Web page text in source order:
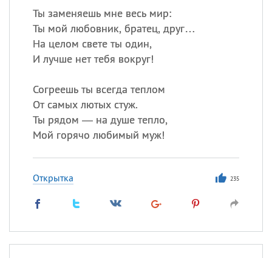
Ты заменяешь мне весь мир:
Ты мой любовник, братец, друг…
На целом свете ты один,
И лучше нет тебя вокруг!
Согреешь ты всегда теплом
От самых лютых стуж.
Ты рядом — на душе тепло,
Мой горячо любимый муж!
Открытка 235